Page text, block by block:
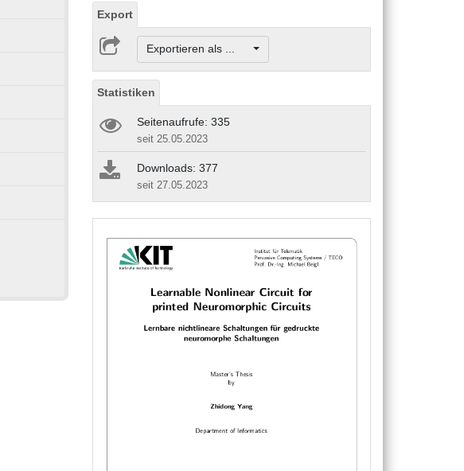
Export
Exportieren als ...
Statistiken
Seitenaufrufe: 335
seit 25.05.2023
Downloads: 377
seit 27.05.2023